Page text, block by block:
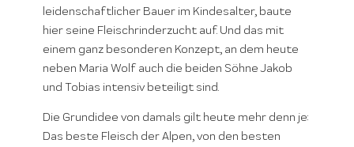
leidenschaftlicher Bauer im Kindesalter, baute
hier seine Fleischrinderzucht auf. Und das mit
einem ganz besonderen Konzept, an dem heute
neben Maria Wolf auch die beiden Söhne Jakob
und Tobias intensiv beteiligt sind.
Die Grundidee von damals gilt heute mehr denn je:
Das beste Fleisch der Alpen, von den besten